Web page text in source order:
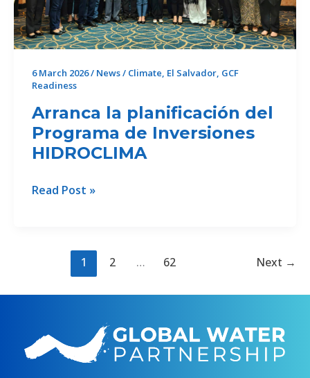
6 March 2026/ News/ Climate, El Salvador, GCF
Readiness
Arranca la planificación del
Programa de Inversiones
HIDROCLIMA
Arranca
Programa
Inversiones
Read Post »
1 2 … 62 Next →